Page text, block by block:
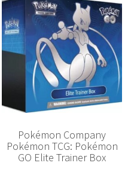
Pokémon Company
Pokémon TCG: Pokémon
GO Elite Trainer Box